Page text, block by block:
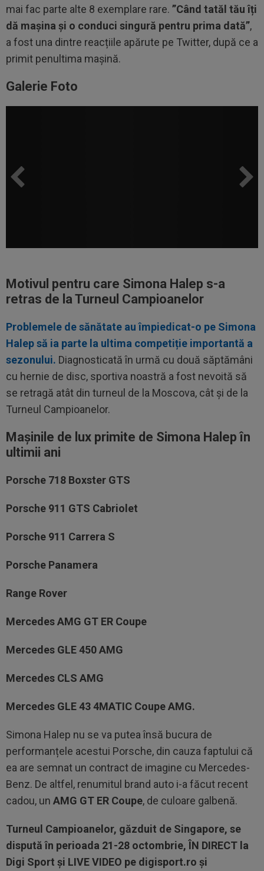
mai fac parte alte 8 exemplare rare. ”Când tatăl tău îți
dă mașina și o conduci singură pentru prima dată”,
a fost una dintre reacțiile apărute pe Twitter, după ce a
primit penultima mașină.
Galerie Foto
Motivul pentru care Simona Halep s-a
retras de la Turneul Campioanelor
Problemele de sănătate au împiedicat-o pe Simona
Halep să ia parte la ultima competiție importantă a
sezonului. Diagnosticată în urmă cu două săptămâni
cu hernie de disc, sportiva noastră a fost nevoită să
se retragă atât din turneul de la Moscova, cât și de la
Turneul Campioanelor.
Mașinile de lux primite de Simona Halep în
ultimii ani
Porsche 718 Boxster GTS
Porsche 911 GTS Cabriolet
Porsche 911 Carrera S
Porsche Panamera
Range Rover
Mercedes AMG GT ER Coupe
Mercedes GLE 450 AMG
Mercedes CLS AMG
Mercedes GLE 43 4MATIC Coupe AMG.
Simona Halep nu se va putea însă bucura de
performanțele acestui Porsche, din cauza faptului că
ea are semnat un contract de imagine cu Mercedes-
Benz. De altfel, renumitul brand auto i-a făcut recent
cadou, un AMG GT ER Coupe, de culoare galbenă.
Turneul Campioanelor, găzduit de Singapore, se
dispută în perioada 21-28 octombrie, ÎN DIRECT la
Digi Sport și LIVE VIDEO pe digisport.ro și